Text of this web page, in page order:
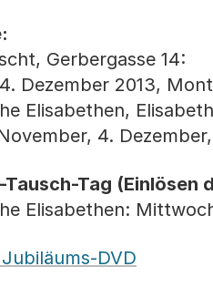
Gerbergasse 14:
Dezember 2013,
Elisabethen,
4. Dezember,
Tag (Einlösen
Elisabethen:
DVD